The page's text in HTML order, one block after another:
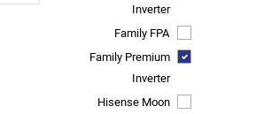
Inverter
Family FPA
Family Premium
Inverter
Hisense Moon